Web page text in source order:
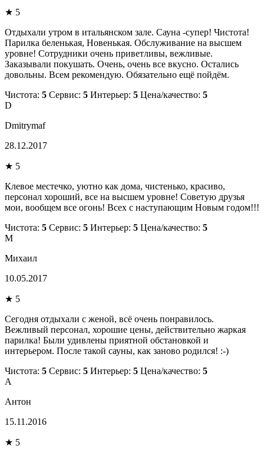
★ 5
Отдыхали утром в итальянском зале. Сауна -супер! Чистота!
Парилка беленькая, Новенькая. Обслуживание на высшем
уровне! Сотрудники очень приветливы, вежливые.
Заказывали покушать. Очень, очень все вкусно. Остались
довольны. Всем рекомендую. Обязательно ещё пойдём.
Чистота: 5 Сервис: 5 Интерьер: 5 Цена/качество: 5
D
Dmitrymaf
28.12.2017
★ 5
Клевое местечко, уютно как дома, чистенько, красиво,
персонал хороший, все на высшем уровне! Советую друзья
мои, вообщем все огонь! Всех с наступающим Новым годом!!!
Чистота: 5 Сервис: 5 Интерьер: 5 Цена/качество: 5
М
Михаил
10.05.2017
★ 5
Сегодня отдыхали с женой, всё очень понравилось.
Вежливый персонал, хорошие цены, действительно жаркая
парилка! Были удивлены приятной обстановкой и
интерьером. После такой сауны, как заново родился! :-)
Чистота: 5 Сервис: 5 Интерьер: 5 Цена/качество: 5
А
Антон
15.11.2016
★ 5